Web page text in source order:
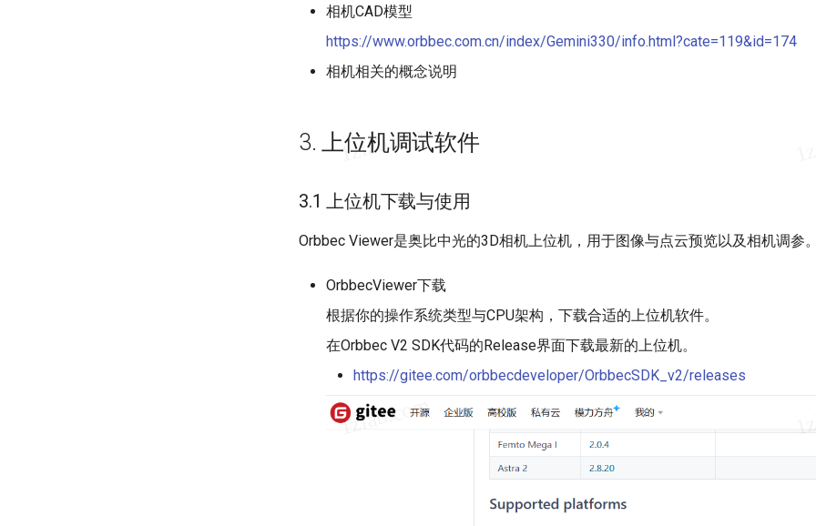
相机CAD模型
https://www.orbbec.com.cn/index/Gemini330/info.html?cate=119&id=174
相机相关的概念说明
3. 上位机调试软件
3.1 上位机下载与使用
Orbbec Viewer是奥比中光的3D相机上位机，用于图像与点云预览以及相机调参
OrbbecViewer下载
根据你的操作系统类型与CPU架构，下载合适的上位机软件。
在Orbbec V2 SDK代码的Release界面下载最新的上位机。
https://gitee.com/orbbecdeveloper/OrbbecSDK_v2/releases